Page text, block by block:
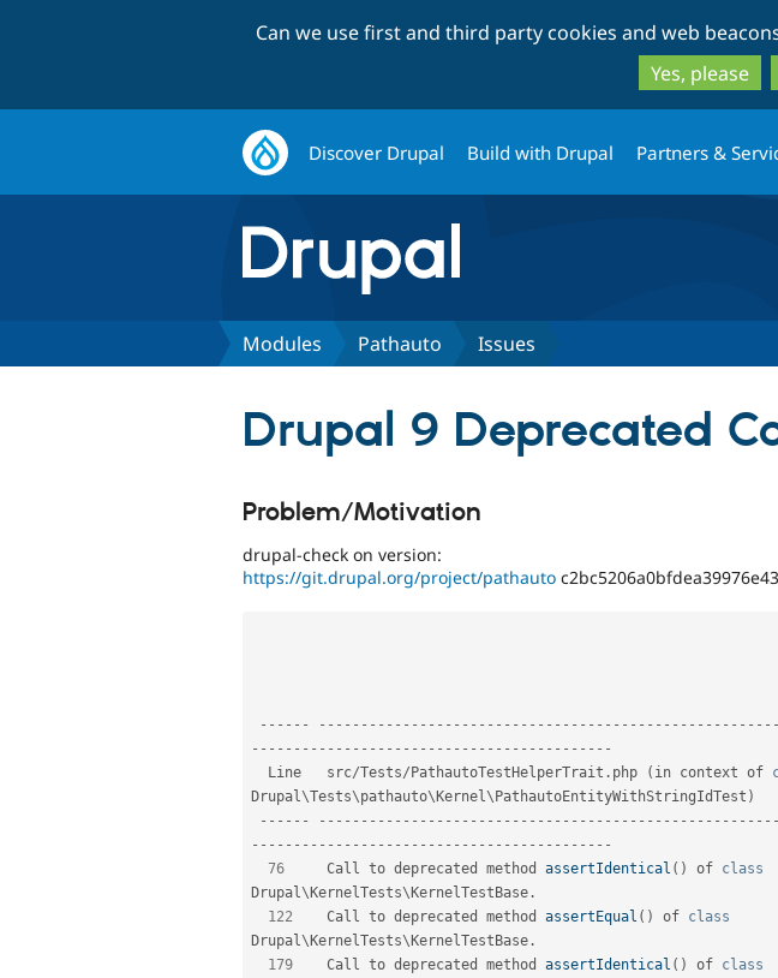
Can we use first and third party cookies and web
Yes, please
Discover Drupal Build with Drupal Partners &
Modules Pathauto Issues
Drupal 9 Deprecated
Problem/Motivation
drupal-check on version:
https://git.drupal.org/project/pathauto
-- -- -- -- -- -- -- -- -- -- -- -- -- -- -- -- -- -- -- -- -- -- -- -- -- -- -- -- -- --
-- -- -- -- -- -- -- -- -- -- -- -- -- -- -- -- -- -- -- -- -- -
  Line   src
/Tests/PathautoTestHelperTrait . php ( in context of
Drupal \Tests\pathauto\Kernel \PathautoEntityWithStringIdTest )
-- -- -- -- -- -- -- -- -- -- -- -- -- -- -- -- -- -- -- -- -- -- -- -- -- -- -- -- -- --
-- -- -- -- -- -- -- -- -- -- -- -- -- -- -- -- -- -- -- -- -- -
76
     Call to deprecated method
assertIdentical ( ) of class
Drupal \KernelTests\KernelTestBase .
122
    Call to deprecated method
assertEqual ( ) of class
Drupal \KernelTests\KernelTestBase .
179
    Call to deprecated method
assertIdentical ( ) of class